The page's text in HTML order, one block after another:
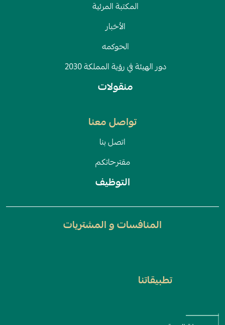
المكتبة المرئية
الأخبار
الحوكمه
دور الهيئة في رؤية المملكة 2030
منقولات
تواصل معنا
اتصل بنا
مقترحاتكم
التوظيف
المنافسات و المشتريات
تطبيقاتنا